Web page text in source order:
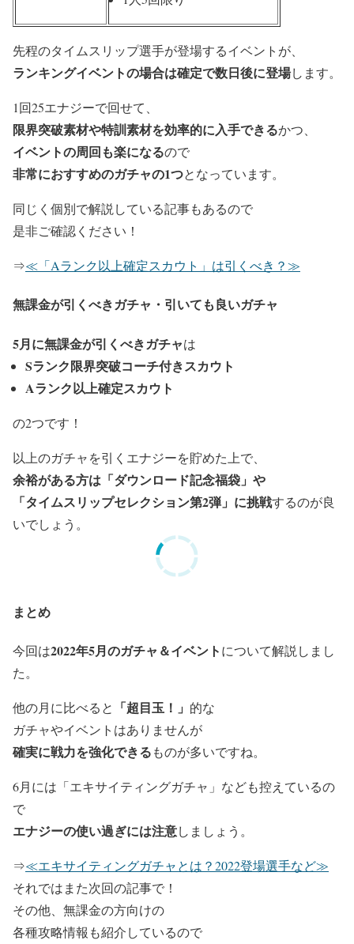
先程のタイムスリップ選手が登場するイベントが、
ランキングイベントの場合は確定で数日後に登場します。
1回25エナジーで回せて、
限界突破素材や特訓素材を効率的に入手できるかつ、
イベントの周回も楽になるので
非常におすすめのガチャの1つとなっています。
同じく個別で解説している記事もあるので
是非ご確認ください！
⇒≪「Aランク以上確定スカウト」は引くべき？≫
無課金が引くべきガチャ・引いても良いガチャ
5月に無課金が引くべきガチャは
Sランク限界突破コーチ付きスカウト
Aランク以上確定スカウト
の2つです！
以上のガチャを引くエナジーを貯めた上で、
余裕がある方は「ダウンロード記念福袋」や
「タイムスリップセレクション第2弾」に挑戦するのが良
いでしょう。
まとめ
今回は2022年5月のガチャ＆イベントについて解説しまし
た。
他の月に比べると 「超目玉！」 的な
ガチャやイベントはありませんが
確実に戦力を強化できるものが多いですね。
6月には「エキサイティングガチャ」なども控えているの
で
エナジーの使い過ぎには注意しましょう。
⇒≪エキサイティングガチャとは？2022登場選手など≫
それではまた次回の記事で！
その他、無課金の方向けの
各種攻略情報も紹介しているので